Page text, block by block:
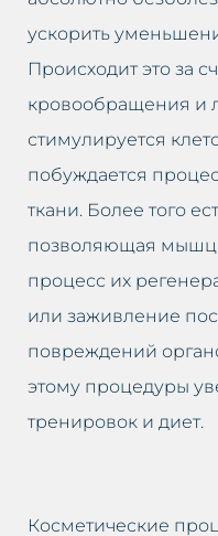
ускорить
Происходит это за
кровообращения и
стимулируется
побуждается
ткани. Более того
позволяющая
процесс их
или заживление
повреждений
этому процедуры
тренировок и диет.
Косметические